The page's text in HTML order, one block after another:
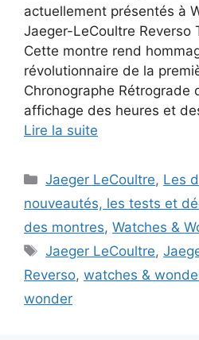
actuellement présentés à
Jaeger-LeCoultre Reverso
Cette montre rend
révolutionnaire de la
Chronographe Rétrograde
affichage des heures et
Lire la suite
Catégories
Jaeger LeCoultre, Les
nouveautés, les tests et
des montres, Watches &
Étiquettes
Jaeger LeCoultre,
Reverso, watches &
wonder